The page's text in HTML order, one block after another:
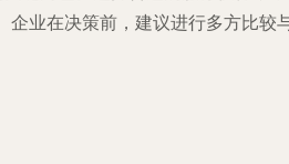
业在决策前，建议进行多方比较